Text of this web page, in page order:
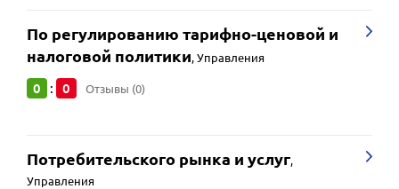
По регулированию тарифно-ценовой и
налоговой политики,Управления
0 : 0 Отзывы (0)
Потребительского рынка и услуг,
Управления